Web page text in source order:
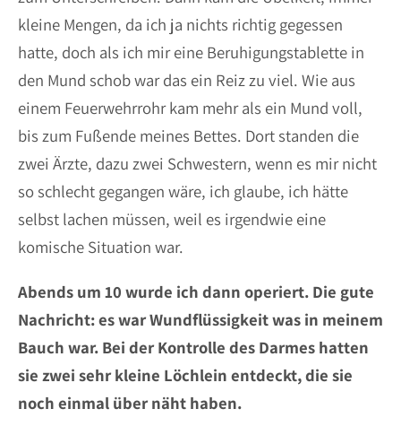
kleine Mengen, da ich ja nichts richtig gegessen
hatte, doch als ich mir eine Beruhigungstablette in
den Mund schob war das ein Reiz zu viel. Wie aus
einem Feuerwehrrohr kam mehr als ein Mund voll,
bis zum Fußende meines Bettes. Dort standen die
zwei Ärzte, dazu zwei Schwestern, wenn es mir nicht
so schlecht gegangen wäre, ich glaube, ich hätte
selbst lachen müssen, weil es irgendwie eine
komische Situation war.
Abends um 10 wurde ich dann operiert. Die gute
Nachricht: es war Wundflüssigkeit was in meinem
Bauch war. Bei der Kontrolle des Darmes hatten
sie zwei sehr kleine Löchlein entdeckt, die sie
noch einmal über näht haben.